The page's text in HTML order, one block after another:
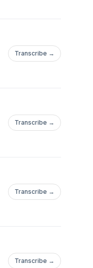
Transcribe →
Transcribe →
Transcribe →
Transcribe →